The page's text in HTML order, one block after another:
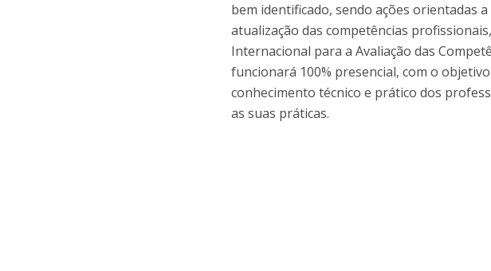
bem identificado, sendo ações orientadas
atualização das competências
Internacional para a Avaliação das
funcionará 100% presencial, com o
conhecimento técnico e prático dos
as suas práticas.